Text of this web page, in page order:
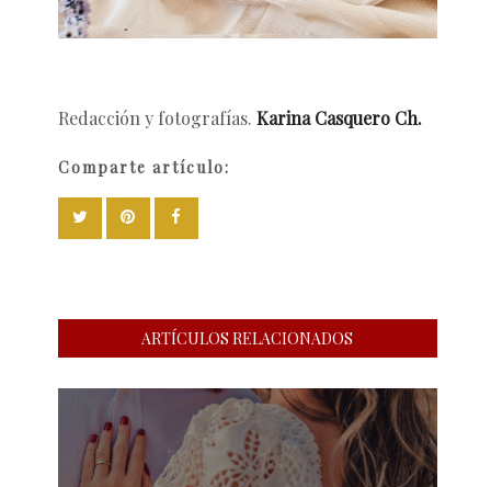
Redacción y fotografías. Karina Casquero Ch.
Comparte artículo:
ARTÍCULOS RELACIONADOS